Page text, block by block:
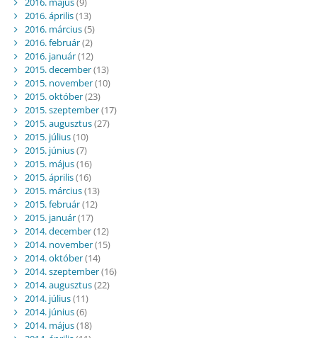
2016. április(13)
2016. március(5)
2016. február(2)
2016. január(12)
2015. december(13)
2015. november(10)
2015. október(23)
2015. szeptember(17)
2015. augusztus(27)
2015. július(10)
2015. június(7)
2015. május(16)
2015. április(16)
2015. március(13)
2015. február(12)
2015. január(17)
2014. december(12)
2014. november(15)
2014. október(14)
2014. szeptember(16)
2014. augusztus(22)
2014. július(11)
2014. június(6)
2014. május(18)